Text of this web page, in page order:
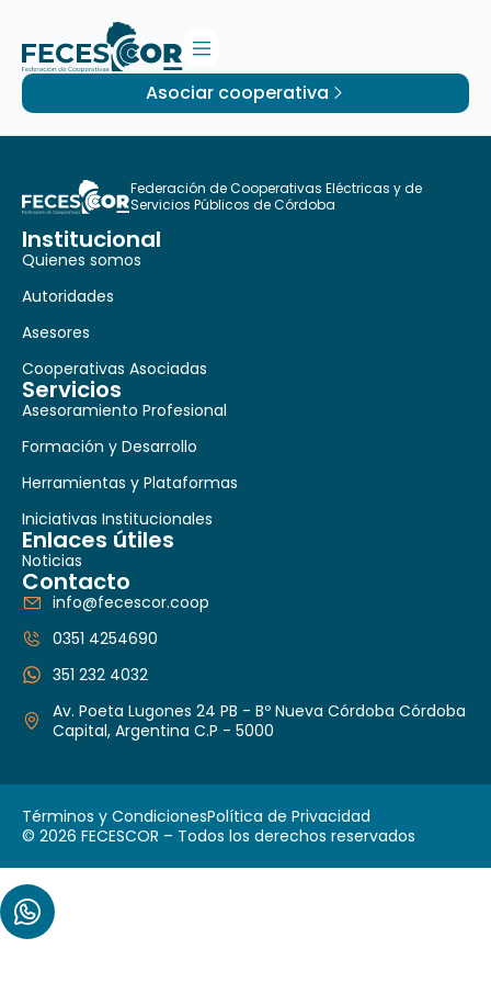
Asociar cooperativa
Federación de Cooperativas Eléctricas y de
Servicios Públicos de Córdoba
Institucional
Quienes somos
Autoridades
Asesores
Cooperativas Asociadas
Servicios
Asesoramiento Profesional
Formación y Desarrollo
Herramientas y Plataformas
Iniciativas Institucionales
Enlaces útiles
Noticias
Contacto
info@fecescor.coop
0351 4254690
351 232 4032
Av. Poeta Lugones 24 PB - Bº Nueva Córdoba Córdoba
Capital, Argentina C.P - 5000
© 2026 FECESCOR – Todos los derechos reservados
Términos y CondicionesPolítica de Privacidad